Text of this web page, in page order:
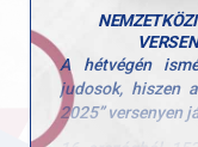
A hétvégén
judosok, hiszen
2025” versenyen